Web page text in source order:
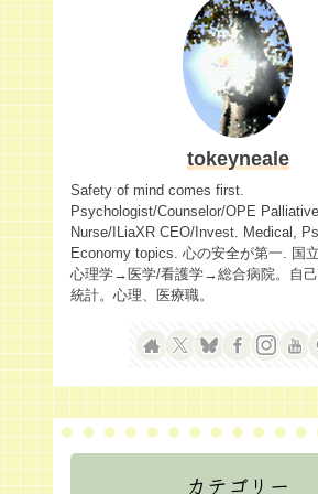
tokeyneale
Safety of mind comes first.
Psychologist/Counselor/OPE Palliative
Nurse/ILiaXR CEO/Invest. Medical,
Economy topics. 心の安全が第一. 国
心理学→医学/看護学→総合病院。自
統計。心理、医療職。
カテゴリー